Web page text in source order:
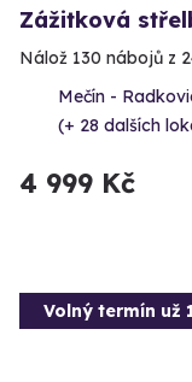
Zážitková
Nálož 130 nábojů z
Mečín -
(+ 28 dalších
4 999 Kč
Volný termín už